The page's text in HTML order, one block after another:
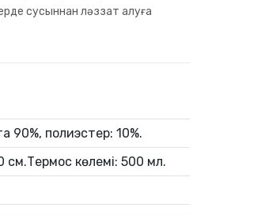
сусыннан ләззат алуға
90%, полиэстер: 10%.
см.Термос көлемі: 500 мл.